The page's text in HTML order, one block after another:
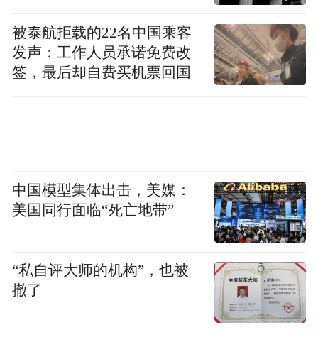
被泰航拒载的22名中国乘客
发声：工作人员承诺免费改
签，最后却自费买机票回国
中国模型集体出击，美媒：
美国同行面临“死亡地带”
“私自评大师的机构”，也被
撤了